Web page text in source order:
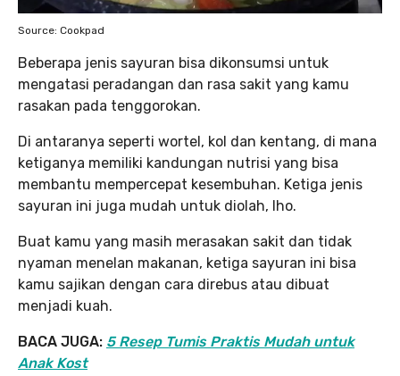
Source: Cookpad
Beberapa jenis sayuran bisa dikonsumsi untuk
mengatasi peradangan dan rasa sakit yang kamu
rasakan pada tenggorokan.
Di antaranya seperti wortel, kol dan kentang, di mana
ketiganya memiliki kandungan nutrisi yang bisa
membantu mempercepat kesembuhan. Ketiga jenis
sayuran ini juga mudah untuk diolah, lho.
Buat kamu yang masih merasakan sakit dan tidak
nyaman menelan makanan, ketiga sayuran ini bisa
kamu sajikan dengan cara direbus atau dibuat
menjadi kuah.
BACA JUGA: 5 Resep Tumis Praktis Mudah untuk
Anak Kost